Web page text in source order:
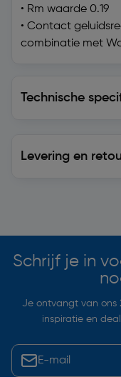
• Rm waarde 0.19
• Contact
combinatie met
Technische
Levering en
Schrijf je in
Je ontvangt van ons
inspiratie en